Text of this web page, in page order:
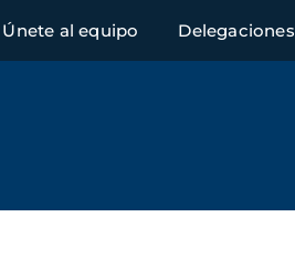
Únete al equipo Delegaciones